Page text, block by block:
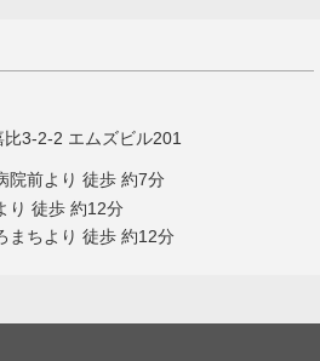
3-2-2 エムズビル201
院前より 徒歩 約7分
り 徒歩 約12分
まちより 徒歩 約12分